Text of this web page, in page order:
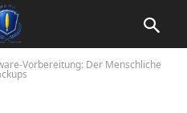
Vorbereitung: Der Menschliche